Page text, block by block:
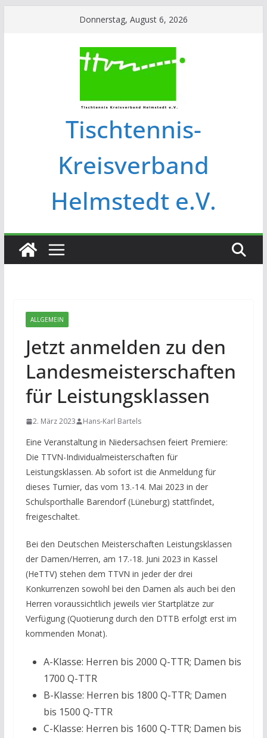
Donnerstag, August 6, 2026
Tischtennis-
Kreisverband
Helmstedt e.V.
ALLGEMEIN
Jetzt anmelden zu den
Landesmeisterschaften
für Leistungsklassen
2. März 2023 Hans-Karl Bartels
Eine Veranstaltung in Niedersachsen feiert Premiere:
Die TTVN-Individualmeisterschaften für
Leistungsklassen. Ab sofort ist die Anmeldung für
dieses Turnier, das vom 13.-14. Mai 2023 in der
Schulsporthalle Barendorf (Lüneburg) stattfindet,
freigeschaltet.
Bei den Deutschen Meisterschaften Leistungsklassen
der Damen/Herren, am 17.-18. Juni 2023 in Kassel
(HeTTV) stehen dem TTVN in jeder der drei
Konkurrenzen sowohl bei den Damen als auch bei den
Herren voraussichtlich jeweils vier Startplätze zur
Verfügung (Quotierung durch den DTTB erfolgt erst im
kommenden Monat).
A-Klasse: Herren bis 2000 Q-TTR; Damen bis
1700 Q-TTR
B-Klasse: Herren bis 1800 Q-TTR; Damen
bis 1500 Q-TTR
C-Klasse: Herren bis 1600 Q-TTR; Damen bis